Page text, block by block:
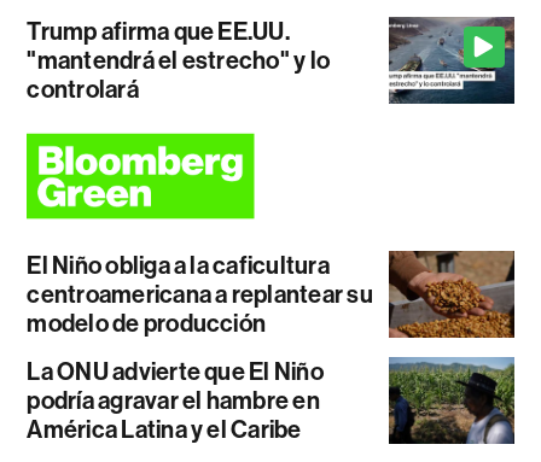
Trump afirma que EE.UU.
"mantendrá el estrecho" y lo
controlará
El Niño obliga a la caficultura
centroamericana a replantear su
modelo de producción
La ONU advierte que El Niño
podría agravar el hambre en
América Latina y el Caribe